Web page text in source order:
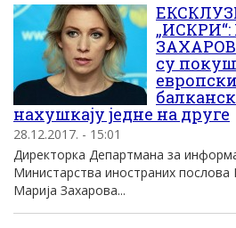
су
нахушкају једне на друге
28.12.2017. - 15:01
Директорка Департмана за
Министарства иностраних послова
Марија Захарова...